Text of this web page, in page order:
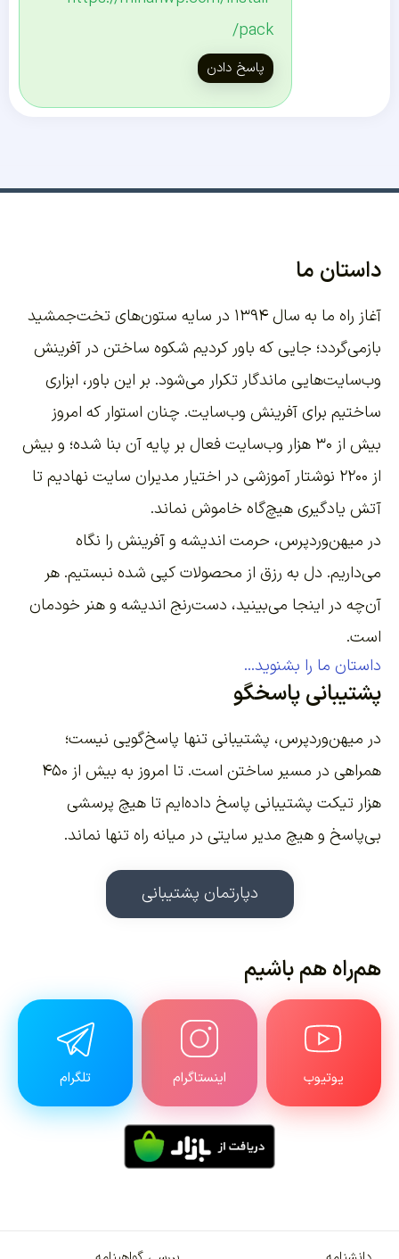
pack/
پاسخ دادن
داستان ما
آغاز راه ما به سال ۱۳۹۴ در سایه ستون‌های تخت‌جمشید
بازمی‌گردد؛ جایی که باور کردیم شکوه ساختن در آفرینش
وب‌سایت‌هایی ماندگار تکرار می‌شود. بر این باور، ابزاری
ساختیم برای آفرینش وب‌سایت. چنان استوار که امروز
بیش از ۳۰ هزار وب‌سایت فعال بر پایه آن بنا شده؛ و بیش
از ۲۲۰۰
نوشتار آموزشی در اختیار مدیران سایت نهادیم تا
آتش یادگیری هیچ‌گاه خاموش نماند.
در میهن‌وردپرس، حرمت اندیشه و آفرینش را نگاه
می‌داریم. دل به رزق از محصولات کپی شده نبستیم. هر
آن‌چه در اینجا می‌بینید، دست‌رنج اندیشه و هنر خودمان
است.
داستان ما را بشنوید...
پشتیبانی پاسخگو
در میهن‌وردپرس، پشتیبانی تنها پاسخ‌گویی نیست؛
همراهی در مسیر ساختن است. تا امروز به بیش از ۴۵۰
هزار تیکت پشتیبانی پاسخ داده‌ایم تا هیچ پرسشی
بی‌پاسخ و هیچ مدیر سایتی در میانه راه تنها نماند.
دپارتمان پشتیبانی
هم‌راه هم باشیم
یوتیوب اینستاگرام تلگرام